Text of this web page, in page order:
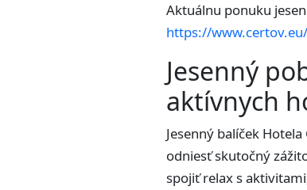
Aktuálnu ponuku
https://
Jesenný
aktívnych
Jesenný balíček
odniesť skutočný
spojiť relax s